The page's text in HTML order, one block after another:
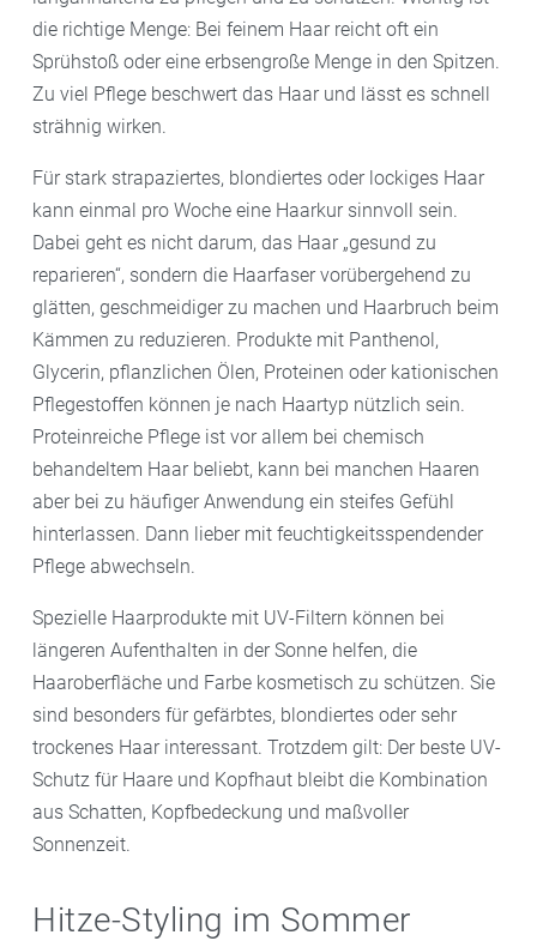
die richtige Menge: Bei feinem Haar reicht oft ein
Sprühstoß oder eine erbsengroße Menge in den Spitzen.
Zu viel Pflege beschwert das Haar und lässt es schnell
strähnig wirken.
Für stark strapaziertes, blondiertes oder lockiges Haar
kann einmal pro Woche eine Haarkur sinnvoll sein.
Dabei geht es nicht darum, das Haar „gesund zu
reparieren“, sondern die Haarfaser vorübergehend zu
glätten, geschmeidiger zu machen und Haarbruch beim
Kämmen zu reduzieren. Produkte mit Panthenol,
Glycerin, pflanzlichen Ölen, Proteinen oder kationischen
Pflegestoffen können je nach Haartyp nützlich sein.
Proteinreiche Pflege ist vor allem bei chemisch
behandeltem Haar beliebt, kann bei manchen Haaren
aber bei zu häufiger Anwendung ein steifes Gefühl
hinterlassen. Dann lieber mit feuchtigkeitsspendender
Pflege abwechseln.
Spezielle Haarprodukte mit UV-Filtern können bei
längeren Aufenthalten in der Sonne helfen, die
Haaroberfläche und Farbe kosmetisch zu schützen. Sie
sind besonders für gefärbtes, blondiertes oder sehr
trockenes Haar interessant. Trotzdem gilt: Der beste UV-
Schutz für Haare und Kopfhaut bleibt die Kombination
aus Schatten, Kopfbedeckung und maßvoller
Sonnenzeit.
Hitze-Styling im Sommer